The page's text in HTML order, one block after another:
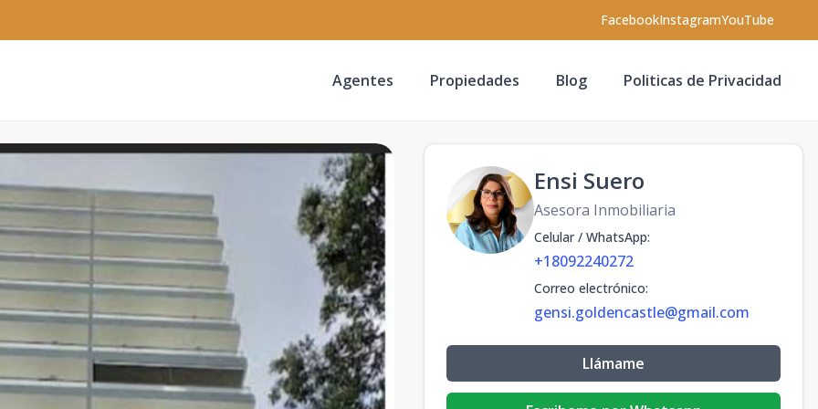
FacebookInstagramYouTube
Agentes Propiedades Blog Politicas de Privacidad
Ensi Suero
Asesora Inmobiliaria
Celular / WhatsApp:
+18092240272
Correo electrónico:
gensi.goldencastle@gmail.com
Llámame